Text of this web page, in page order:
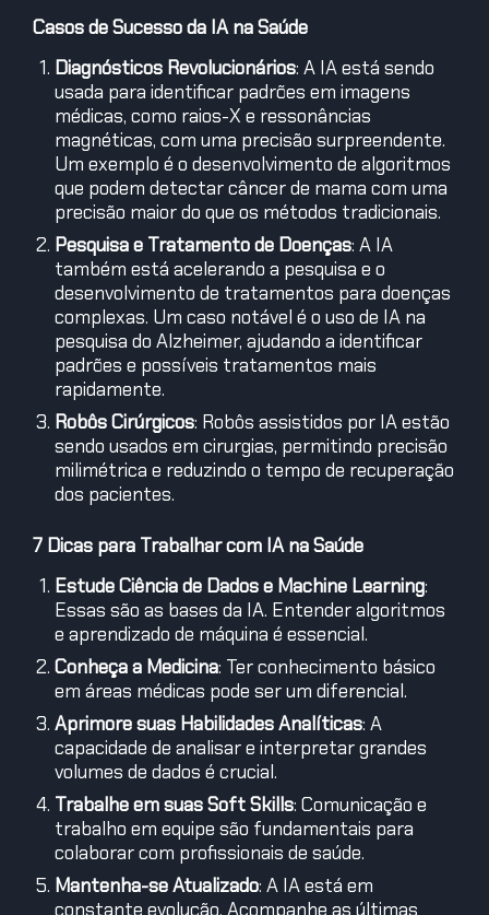
Casos de Sucesso da IA na Saúde
Diagnósticos Revolucionários: A IA está sendo
usada para identificar padrões em imagens
médicas, como raios-X e ressonâncias
magnéticas, com uma precisão surpreendente.
Um exemplo é o desenvolvimento de algoritmos
que podem detectar câncer de mama com uma
precisão maior do que os métodos tradicionais.
Pesquisa e Tratamento de Doenças: A IA
também está acelerando a pesquisa e o
desenvolvimento de tratamentos para doenças
complexas. Um caso notável é o uso de IA na
pesquisa do Alzheimer, ajudando a identificar
padrões e possíveis tratamentos mais
rapidamente.
Robôs Cirúrgicos: Robôs assistidos por IA estão
sendo usados em cirurgias, permitindo precisão
milimétrica e reduzindo o tempo de recuperação
dos pacientes.
7 Dicas para Trabalhar com IA na Saúde
Estude Ciência de Dados e Machine Learning:
Essas são as bases da IA. Entender algoritmos
e aprendizado de máquina é essencial.
Conheça a Medicina: Ter conhecimento básico
em áreas médicas pode ser um diferencial.
Aprimore suas Habilidades Analíticas: A
capacidade de analisar e interpretar grandes
volumes de dados é crucial.
Trabalhe em suas Soft Skills: Comunicação e
trabalho em equipe são fundamentais para
colaborar com profissionais de saúde.
Mantenha-se Atualizado: A IA está em
constante evolução. Acompanhe as últimas